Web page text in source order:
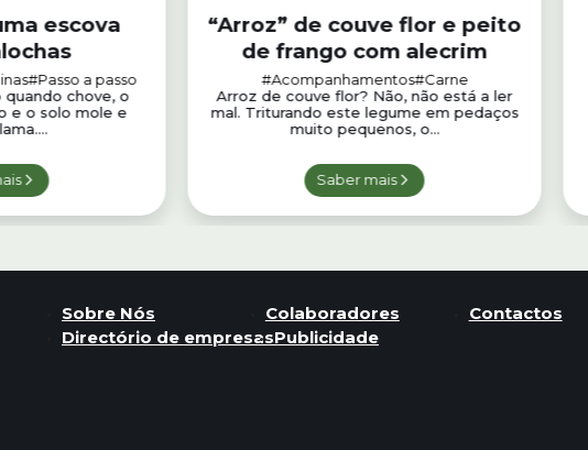
escova
#Passo a passo
chove, o
e o solo mole e
“Arroz” de couve flor e peito
de frango com alecrim
#Acompanhamentos#Carne
Arroz de couve flor? Não, não está a ler
mal. Triturando este legume em pedaços
muito pequenos, o...
Saber mais
Sobre Nós Colaboradores
Contactos
Directório de empresasPublicidade